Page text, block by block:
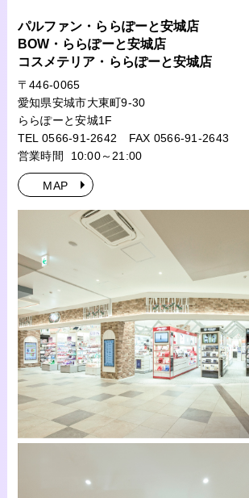
パルファン・ららぽーと安城店
BOW・ららぽーと安城店
コスメテリア・ららぽーと安城店
〒446-0065
愛知県安城市大東町9-30
ららぽーと安城1F
TEL 0566-91-2642 FAX 0566-91-2643
営業時間 10:00～21:00
MAP